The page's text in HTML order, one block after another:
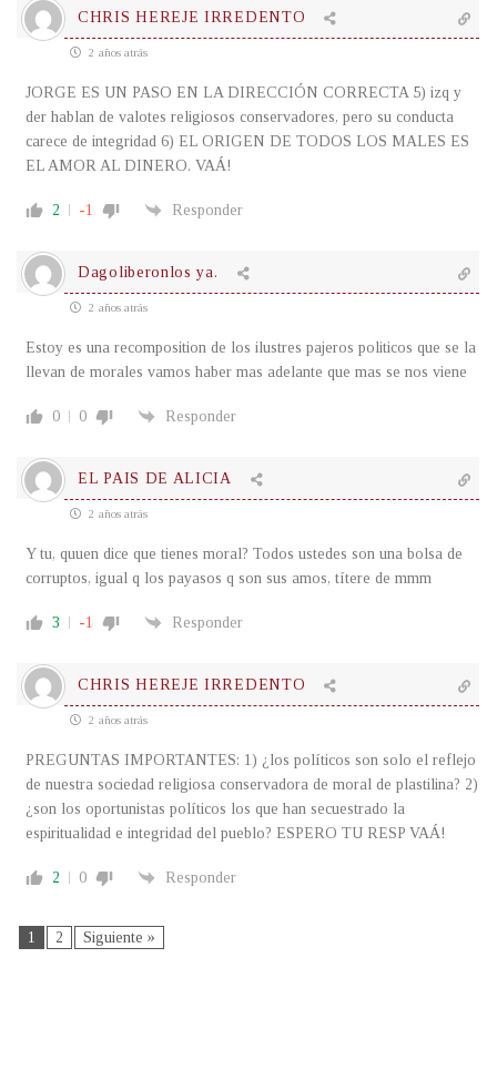
CHRIS HEREJE IRREDENTO
2 años atrás
JORGE ES UN PASO EN LA DIRECCIÓN CORRECTA 5) izq y
der hablan de valotes religiosos conservadores, pero su conducta
carece de integridad 6) EL ORIGEN DE TODOS LOS MALES ES
EL AMOR AL DINERO. VAÁ!
2 -1 Responder
Dagoliberonlos ya.
2 años atrás
Estoy es una recomposition de los ilustres pajeros politicos que se la
llevan de morales vamos haber mas adelante que mas se nos viene
0 0 Responder
EL PAIS DE ALICIA
2 años atrás
Y tu, quuen dice que tienes moral? Todos ustedes son una bolsa de
corruptos, igual q los payasos q son sus amos, títere de mmm
3 -1 Responder
CHRIS HEREJE IRREDENTO
2 años atrás
PREGUNTAS IMPORTANTES: 1) ¿los políticos son solo el reflejo
de nuestra sociedad religiosa conservadora de moral de plastilina? 2)
¿son los oportunistas políticos los que han secuestrado la
espiritualidad e integridad del pueblo? ESPERO TU RESP VAÁ!
2 0 Responder
1 2 Siguiente »